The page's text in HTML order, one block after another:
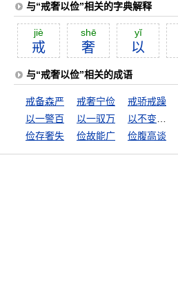
与“戒奢以俭”相关的字典解释
jiè
戒
shē
奢
yĭ
以
与“戒奢以俭”相关的成语
戒备森严 戒奢宁俭 戒骄戒躁
以一警百
以一驭万
俭存奢失
俭故能广 俭腹高谈